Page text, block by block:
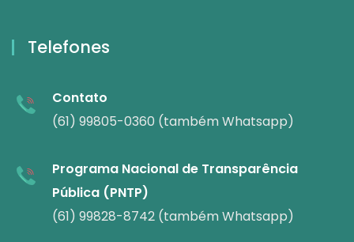
Telefones
Contato
(61) 99805-0360 (também Whatsapp)
Programa Nacional de Transparência
Pública (PNTP)
(61) 99828-8742 (também Whatsapp)